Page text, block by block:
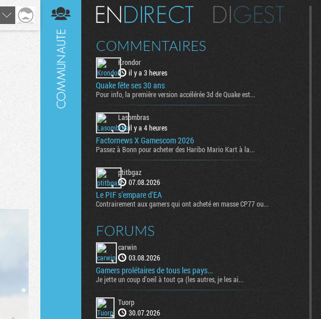
Digest
COMMENTAIRES
Krondor
il y a 3 heures
Quake fête ses 30 ans
Pour info, la première version accélérée 3d de Quake est...
Lasombras
il y a 4 heures
Factornews X Gamescom 2026
Passez à Bonn pour acheter des Haribo Mario Kart à la...
ptitbgaz
07.08.2026
Le PIF s'empare d'EA
Contrairement aux gamers qui ont acheté en masse CP77 ou...
FORUMS
carwin
03.08.2026
Gamers prolétaires de tous les pays...
Je jette un coup d'oeil à tout ça (les autres, je les ai...
Tuorp
30.07.2026